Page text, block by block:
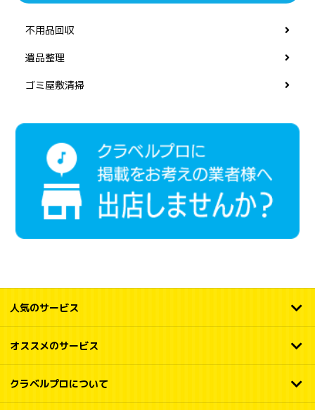
不用品回収
遺品整理
ゴミ屋敷清掃
人気のサービス
オススメのサービス
クラベルプロについて